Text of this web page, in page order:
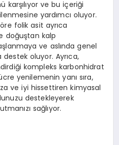
karşılıyor ve bu içeriği
yardımcı oluyor.
folik asit ayrıca
doğuştan kalp
ve aslında genel
destek oluyor. Ayrıca,
kompleks karbonhidrat
yenilemenin yanı sıra,
ve iyi hissettiren kimyasal
destekleyerek
sağlıyor.